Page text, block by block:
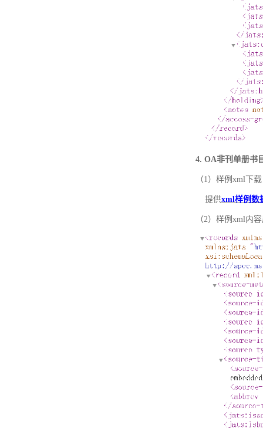
4. OA非刊单册书
（1）样例xml下载
提供xml样例数
（2）样例xml内